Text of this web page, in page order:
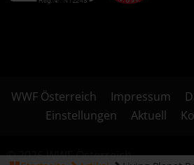
WWF Österreich Impressum
Einstellungen
Aktuell
© 2026 WWF Österreich